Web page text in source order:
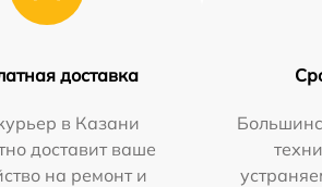
доставка
в Казани
доставит ваше
на ремонт и